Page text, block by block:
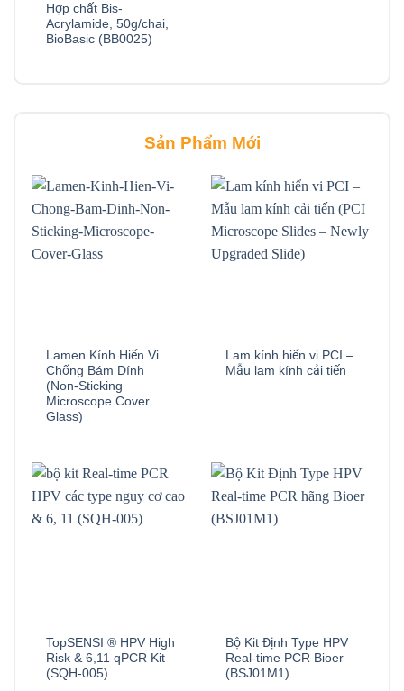
Hợp chất Bis-
Acrylamide, 50g/chai,
BioBasic (BB0025)
Sản Phẩm Mới
Lamen Kính Hiển Vi
Chống Bám Dính
(Non-Sticking
Microscope Cover
Glass)
Lam kính hiển vi PCI –
Mẫu lam kính cải tiến
TopSENSI ® HPV High
Risk & 6,11 qPCR Kit
(SQH-005)
Bộ Kit Định Type HPV
Real-time PCR Bioer
(BSJ01M1)